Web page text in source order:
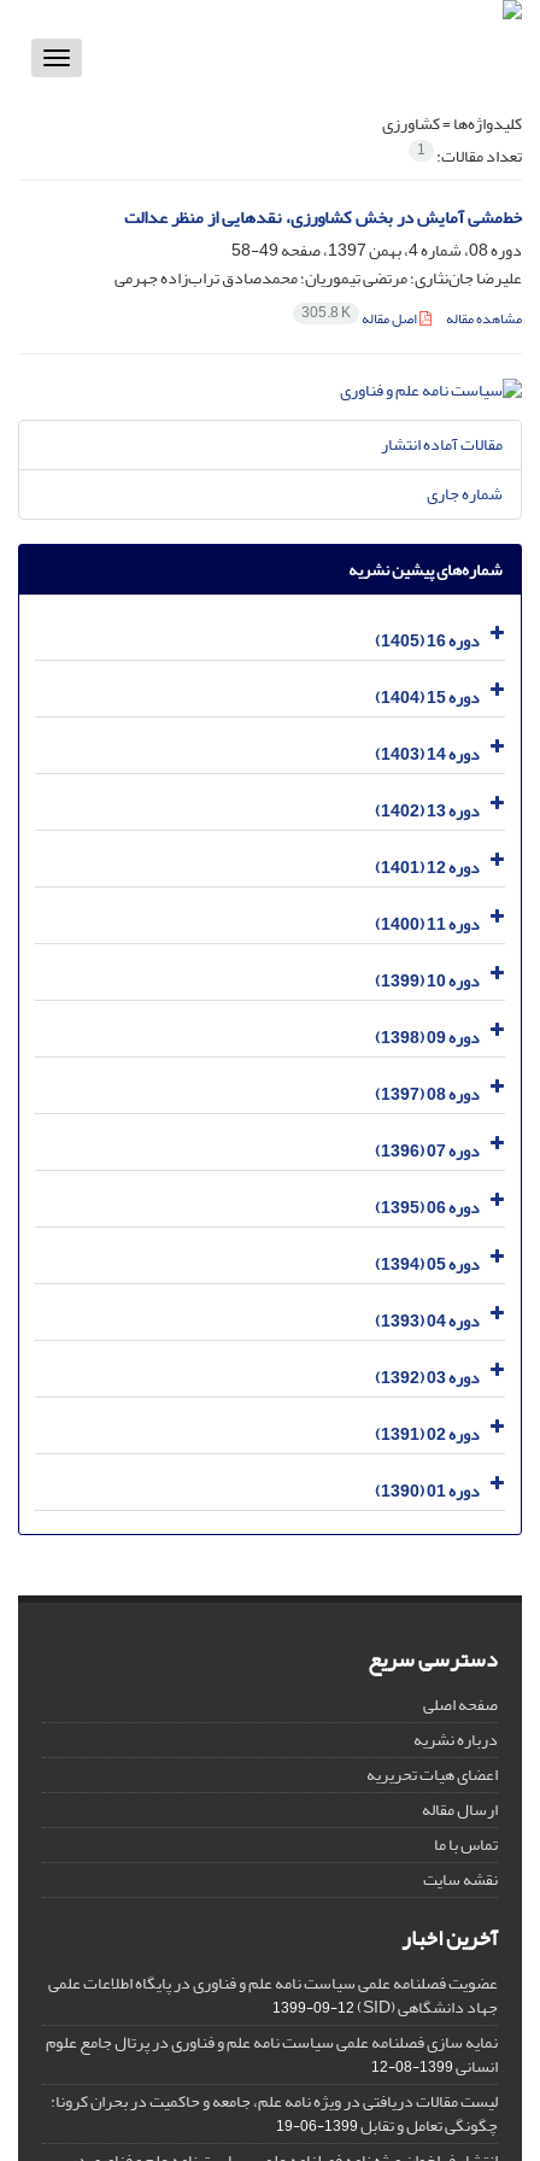
Toggle
کلیدواژه‌ها =کشاورزی
تعداد مقالات: 1
خط‌مشی آمایش در بخش کشاورزی، نقدهایی از منظر عدالت
دوره 08، شماره 4، بهمن 1397، صفحه
49-58
علیرضا جان‌نثاری؛ مرتضی تیموریان؛ محمدصادق تراب‌زاده جهرمی
مشاهده مقاله اصل مقاله 305.8 K
مقالات آماده انتشار
شماره جاری
شماره‌های پیشین نشریه
دوره 16 (1405)
دوره 15 (1404)
دوره 14 (1403)
دوره 13 (1402)
دوره 12 (1401)
دوره 11 (1400)
دوره 10 (1399)
دوره 09 (1398)
دوره 08 (1397)
دوره 07 (1396)
دوره 06 (1395)
دوره 05 (1394)
دوره 04 (1393)
دوره 03 (1392)
دوره 02 (1391)
دوره 01 (1390)
دسترسی سریع
صفحه اصلی
درباره نشریه
اعضای هیات تحریریه
ارسال مقاله
تماس با ما
نقشه سایت
آخرین اخبار
عضویت فصلنامه علمی سیاست نامه علم و فناوری در پایگاه اطلاعات علمی
جهاد دانشگاهی (SID) 1399-09-12
نمایه سازی فصلنامه علمی سیاست نامه علم و فناوری در پرتال جامع علوم
انسانی1399-08-12
لیست مقالات دریافتی در ویژه نامه علم، جامعه و حاکمیت در بحران کرونا:
چگونگی تعامل و تقابل1399-06-19